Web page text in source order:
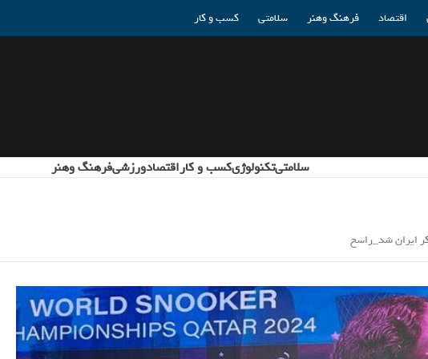
اقتصاد فرهنگ وهنر سلامتی کسب و کار
سلامتیتکنولوژیکسب و کاراقتصادورزشیفرهنگ وهنر
ایران شد_راسخ